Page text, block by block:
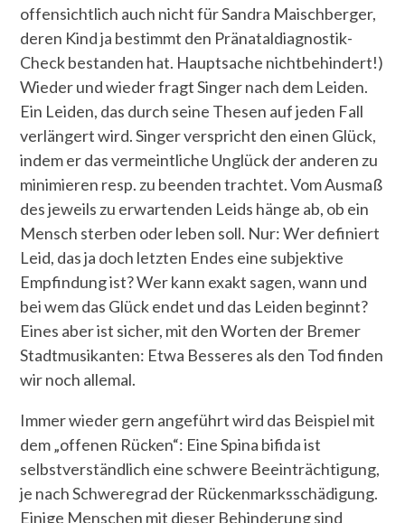
offensichtlich auch nicht für Sandra Maischberger,
deren Kind ja bestimmt den Pränataldiagnostik-
Check bestanden hat. Hauptsache nichtbehindert!)
Wieder und wieder fragt Singer nach dem Leiden.
Ein Leiden, das durch seine Thesen auf jeden Fall
verlängert wird. Singer verspricht den einen Glück,
indem er das vermeintliche Unglück der anderen zu
minimieren resp. zu beenden trachtet. Vom Ausmaß
des jeweils zu erwartenden Leids hänge ab, ob ein
Mensch sterben oder leben soll. Nur: Wer definiert
Leid, das ja doch letzten Endes eine subjektive
Empfindung ist? Wer kann exakt sagen, wann und
bei wem das Glück endet und das Leiden beginnt?
Eines aber ist sicher, mit den Worten der Bremer
Stadtmusikanten: Etwa Besseres als den Tod finden
wir noch allemal.
Immer wieder gern angeführt wird das Beispiel mit
dem „offenen Rücken“: Eine Spina bifida ist
selbstverständlich eine schwere Beeinträchtigung,
je nach Schweregrad der Rückenmarksschädigung.
Einige Menschen mit dieser Behinderung sind